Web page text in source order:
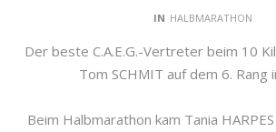
IN HALBMARATHON
Der beste C.A.E.G.-Vertreter beim 10
Tom SCHMIT auf dem 6. Rang
Beim Halbmarathon kam Tania